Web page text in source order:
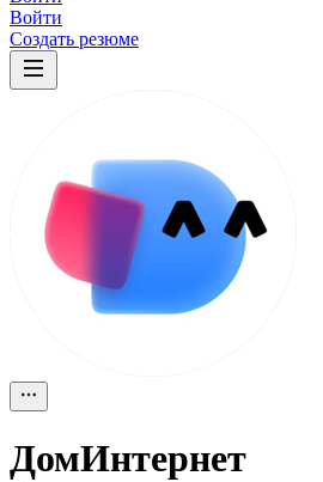
Войти
Создать резюме
ДомИнтернет